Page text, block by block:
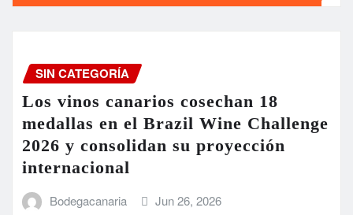
SIN CATEGORÍA
Los vinos canarios cosechan 18
medallas en el Brazil Wine Challenge
2026 y consolidan su proyección
internacional
Bodegacanaria Jun 26, 2026